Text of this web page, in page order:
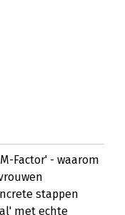
Factor' - waarom
stappen
met echte